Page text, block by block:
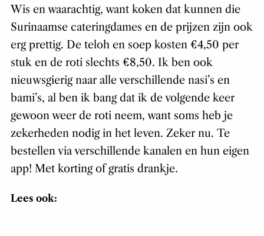
Wis en waarachtig, want koken dat kunnen die
Surinaamse cateringdames en de prijzen zijn ook
erg prettig. De teloh en soep kosten €4,50 per
stuk en de roti slechts €8,50. Ik ben ook
nieuwsgierig naar alle verschillende nasi’s en
bami’s, al ben ik bang dat ik de volgende keer
gewoon weer de roti neem, want soms heb je
zekerheden nodig in het leven. Zeker nu. Te
bestellen via verschillende kanalen en hun eigen
app! Met korting of gratis drankje.
Lees ook: